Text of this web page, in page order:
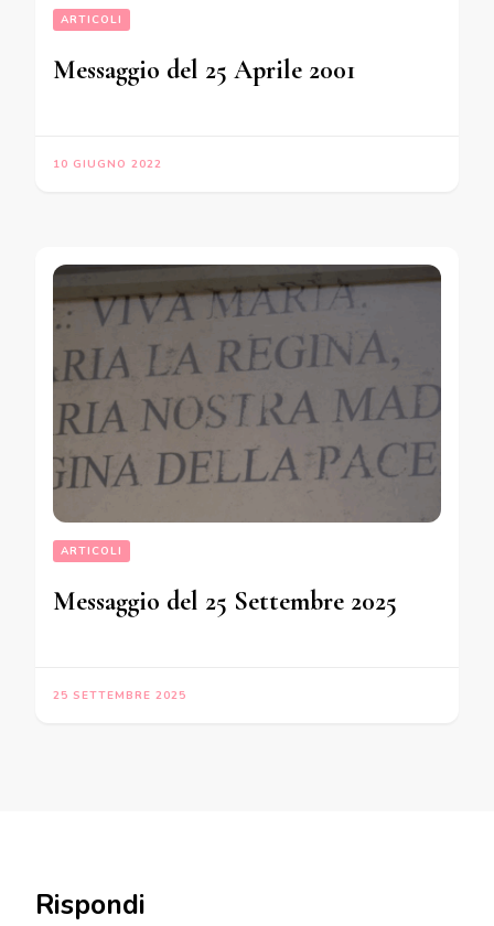
ARTICOLI
Messaggio del 25 Aprile 2001
10 GIUGNO 2022
ARTICOLI
Messaggio del 25 Settembre 2025
25 SETTEMBRE 2025
Rispondi